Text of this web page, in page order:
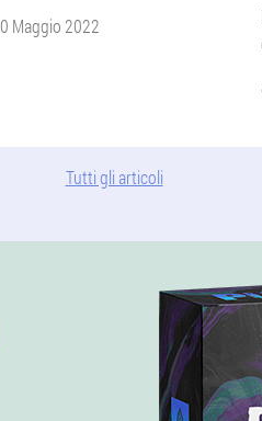
Maggio 2022
Tutti gli articoli